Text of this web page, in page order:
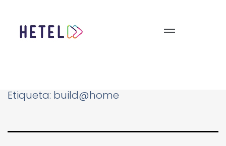
Etiqueta: build@home